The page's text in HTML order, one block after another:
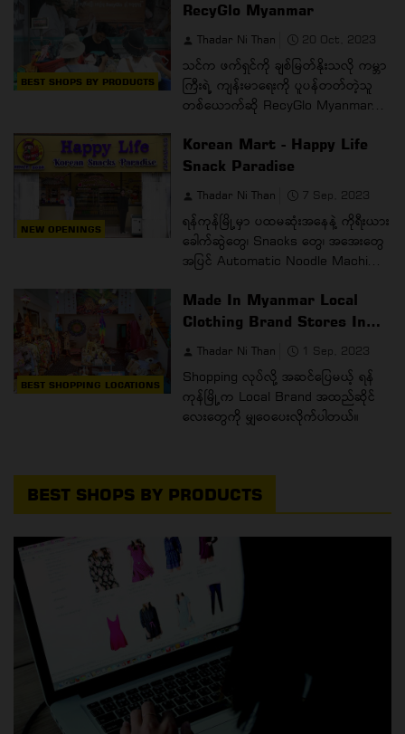
BEST SHOPS BY PRODUCTS
RecyGlo Myanmar
Thadar Ni Than 20 Oct, 2023
သင်က ဖက်ရှင်ကို ချစ်မြတ်နိုးသလို ကမ္ဘာ
ကြီးရဲ့ ကျန်းမာရေးကို ပူပန်တတ်တဲ့သူ
တစ်ယောက်ဆို RecyGlo Myanmar...
NEW OPENINGS
Korean Mart - Happy Life
Snack Paradise
Thadar Ni Than 7 Sep, 2023
ရန်ကုန်မြို့မှာ ပထမဆုံးအနေနဲ့ ကိုရီးယား
ခေါက်ဆွဲတွေ၊ Snacks တွေ၊ အအေးတွေ
အပြင် Automatic Noodle Machi...
BEST SHOPPING LOCATIONS
Made In Myanmar Local
Clothing Brand Stores In
Yangon
Thadar Ni Than 1 Sep, 2023
Shopping လုပ်လို့ အဆင်ပြေမယ့် ရန်
ကုန်မြို့က Local Brand အထည်ဆိုင်
လေးတွေကို မျှဝေပေးလိုက်ပါတယ်။
BEST SHOPS BY PRODUCTS